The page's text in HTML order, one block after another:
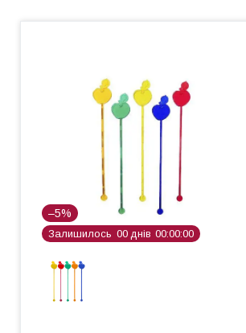
–5%
Залишилось 00 днів 00 00 00